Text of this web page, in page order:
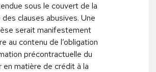
sous le couvert de la
clauses abusives. Une
serait manifestement
au contenu de l’obligation
précontractuelle du
en matière de crédit à la